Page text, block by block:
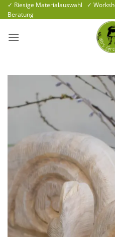
Zum
Inhalt
✓ Riesige Materialauswahl ✓
Beratung